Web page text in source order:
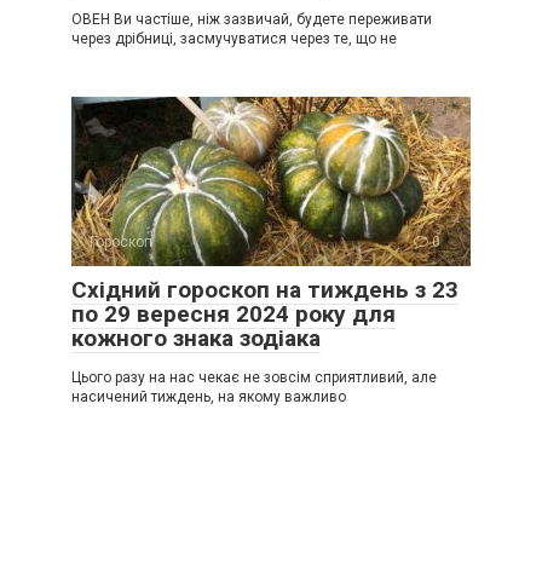
ОВЕН Ви частіше, ніж зазвичай, будете переживати
через дрібниці, засмучуватися через те, що не
Гороскоп 0
Східний гороскоп на тиждень з 23
по 29 вересня 2024 року для
кожного знака зодіака
Цього разу на нас чекає не зовсім сприятливий, але
насичений тиждень, на якому важливо